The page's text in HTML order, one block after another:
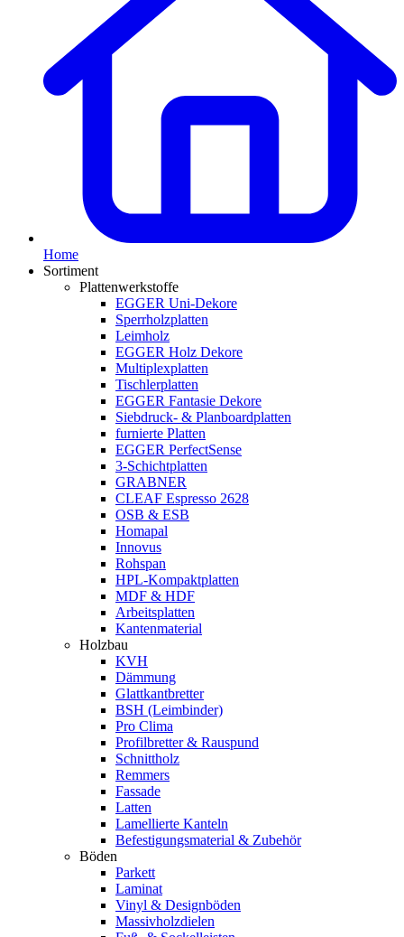
Home
Sortiment
Plattenwerkstoffe
EGGER Uni-Dekore
Sperrholzplatten
Leimholz
EGGER Holz Dekore
Multiplexplatten
Tischlerplatten
EGGER Fantasie Dekore
Siebdruck- & Planboardplatten
furnierte Platten
EGGER PerfectSense
3-Schichtplatten
GRABNER
CLEAF Espresso 2628
OSB & ESB
Homapal
Innovus
Rohspan
HPL-Kompaktplatten
MDF & HDF
Arbeitsplatten
Kantenmaterial
Holzbau
KVH
Dämmung
Glattkantbretter
BSH (Leimbinder)
Pro Clima
Profilbretter & Rauspund
Schnittholz
Remmers
Fassade
Latten
Lamellierte Kanteln
Befestigungsmaterial & Zubehör
Böden
Parkett
Laminat
Vinyl & Designböden
Massivholzdielen